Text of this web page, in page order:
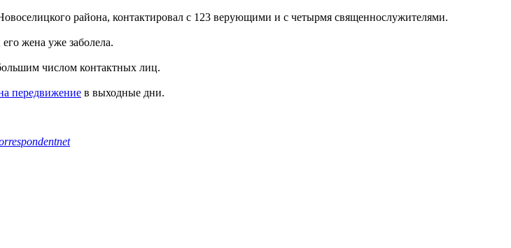
района, контактировал с 123 верующими и с четырмя священнослужителями.
жена уже заболела.
числом контактных лиц.
передвижение в выходные дни.